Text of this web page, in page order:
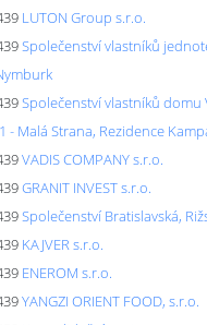
LUTON Group s.r.o.
Společenství vlastníků
Společenství vlastníků domu
- Malá Strana, Rezidence
VADIS COMPANY s.r.o.
GRANIT INVEST s.r.o.
Společenství Bratislavská,
KAJVER s.r.o.
ENEROM s.r.o.
YANGZI ORIENT FOOD, s.r.o.